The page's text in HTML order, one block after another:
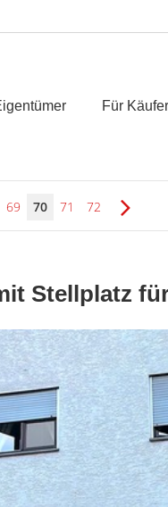
Für Käufer
69 70 71 72
Stellplatz